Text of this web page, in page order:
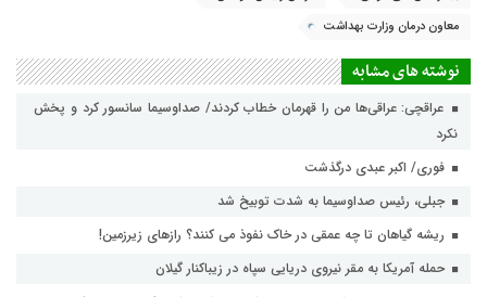
معاون درمان وزارت بهداشت
نوشته های مشابه
عراقچی: عراقی‌ها من را قهرمان خطاب کردند/ صداوسیما سانسور کرد و پخش
نکرد
فوری/ اکبر عبدی درگذشت
جبلی، رئیس صداوسیما به شدت توبیخ شد
ریشه گیاهان تا چه عمقی در خاک نفوذ می کنند؟ رازهای زیرزمین!
حمله آمریکا به مقر نیروی دریایی سپاه در زیباکنار گیلان